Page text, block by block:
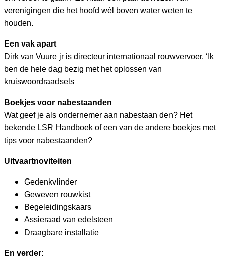
verenigingen die het hoofd wél boven water weten te
houden.
Een vak apart
Dirk van Vuure jr is directeur internationaal rouwvervoer. ‘Ik
ben de hele dag bezig met het oplossen van
kruiswoordraadsels
Boekjes voor nabestaanden
Wat geef je als ondernemer aan nabestaan den? Het
bekende LSR Handboek of een van de andere boekjes met
tips voor nabestaanden?
Uitvaartnoviteiten
Gedenkvlinder
Geweven rouwkist
Begeleidingskaars
Assieraad van edelsteen
Draagbare installatie
En verder: